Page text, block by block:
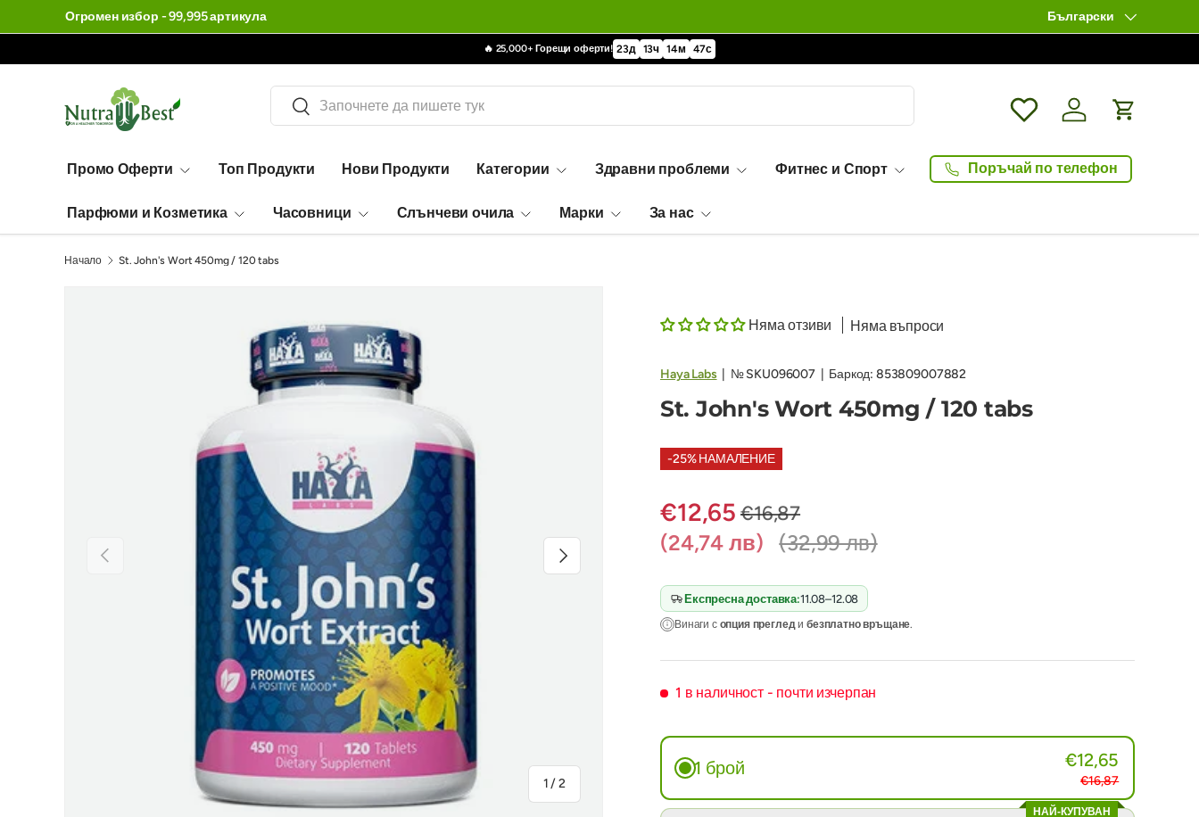
Огромен избор - 99,995 артикула Език
Български
🔥 25,000+ Горещи оферти! 23д 13ч 14м 46с
Търсене
Търсене
WishlistВлизане / Log in
Количка
Промо Оферти Топ Продукти Нови Продукти Категории Здравни проблеми Фитнес и Спорт
Парфюми и Козметика Часовници Слънчеви очила Марки За нас
Поръчай по телефон
Начало St. John's Wort 450mg / 120 tabs
Предишен
1 /на
2
Следваща
Няма отзиви Няма въпроси
Haya Labs №SKU096007 Баркод: 853809007882
St. John's Wort 450mg / 120 tabs
-25% НАМАЛЕНИЕ
€12,65 €16,87
(24,74 лв) (32,99 лв)
Експресна доставка:11.08–12.08
Винаги с опция прегледибезплатно връщане.
1 в наличност - почти изчерпан
1 брой €12,65
€16,87
НАЙ-КУПУВАН